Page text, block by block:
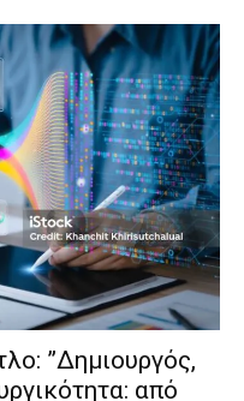
”Δημιουργός,
από